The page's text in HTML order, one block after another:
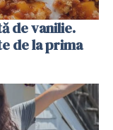
de vanilie.
de la prima